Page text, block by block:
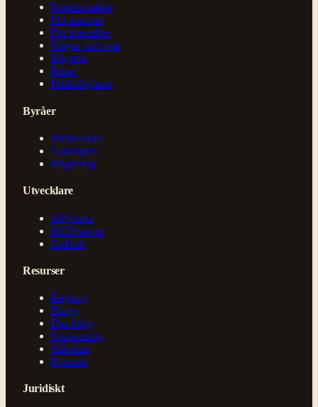
Funktionalitet
För startups
För konsulter
Frågor och svar
Migrera
Priser
Priskalkylator
Byråer
White-label
Volympris
Migrering
Utvecklare
API-docs
MCP server
GitHub
Resurser
Registry
Blogg
Dev blog
Community
Säkerhet
Kontakt
Juridiskt